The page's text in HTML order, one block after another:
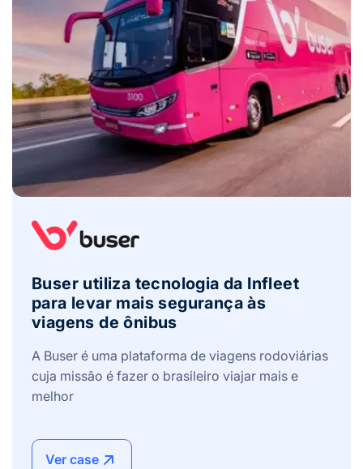
Buser utiliza tecnologia da Infleet
para levar mais segurança às
viagens de ônibus
A Buser é uma plataforma de viagens rodoviárias
cuja missão é fazer o brasileiro viajar mais e
melhor
Ver case